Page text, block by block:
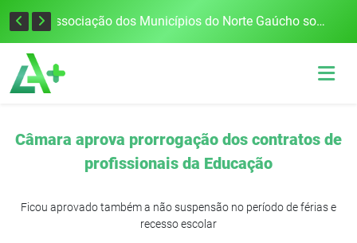
Defesa Civil alerta para risco de tornado e tempestades severas no RS entre esta quinta e sexta-feira Associação dos Municípios do Norte Gaúcho solicita R$ 8 milhões ao Governo do Estado para reparações climáticas
Câmara aprova prorrogação dos contratos de
profissionais da Educação
Ficou aprovado também a não suspensão no período de férias e
recesso escolar